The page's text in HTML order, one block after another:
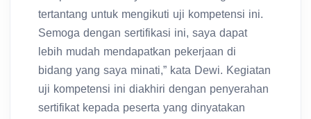
tertantang untuk mengikuti uji kompetensi ini.
Semoga dengan sertifikasi ini, saya dapat
lebih mudah mendapatkan pekerjaan di
bidang yang saya minati,” kata Dewi. Kegiatan
uji kompetensi ini diakhiri dengan penyerahan
sertifikat kepada peserta yang dinyatakan